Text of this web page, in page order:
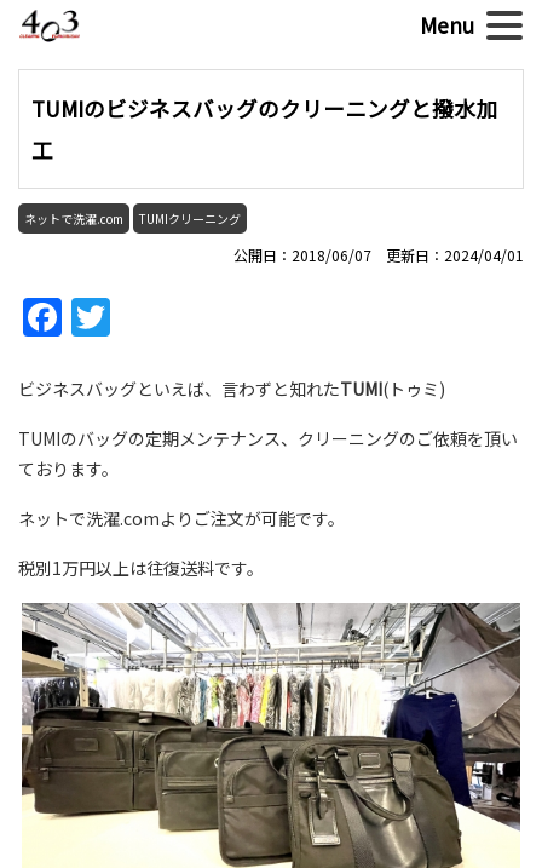
TUMIのビジネスバッグのクリーニングと撥水加
工
ネットで洗濯.com TUMIクリーニング
公開日：2018/06/07 更新日：2024/04/01
Facebook
ビジネスバッグといえば、言わずと知れたTUMI(トゥミ)
TUMIのバッグの定期メンテナンス、クリーニングのご依頼を頂い
ております。
ネットで洗濯.comよりご注文が可能です。
税別1万円以上は往復送料です。